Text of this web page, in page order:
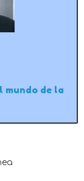
mundo de la